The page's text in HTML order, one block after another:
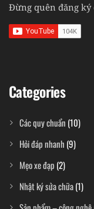
Đừng quên đăng ký
Categories
Các quy chuẩn (10)
Hỏi đáp nhanh (9)
Mẹo xe đạp (2)
Nhật ký sửa chữa(1)